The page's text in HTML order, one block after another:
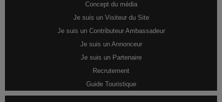
Concept du média
Je suis un Visiteur du Site
Je suis un Contributeur Ambassadeur
Je suis un Annonceur
Je suis un Partenaire
Recrutement
Guide Touristique